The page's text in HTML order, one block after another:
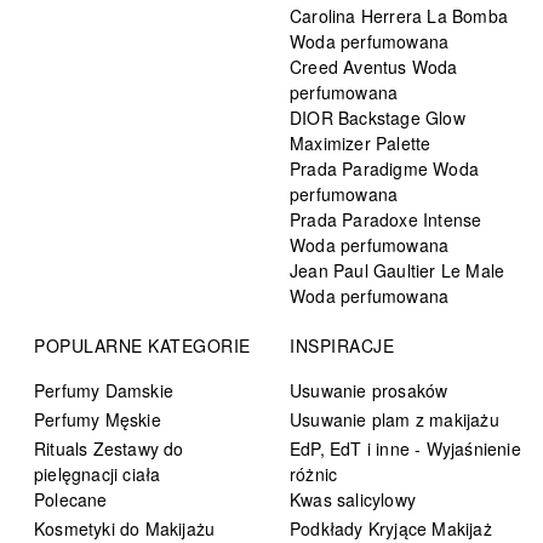
Carolina Herrera La Bomba
Woda perfumowana
Creed Aventus Woda
perfumowana
DIOR Backstage Glow
Maximizer Palette
Prada Paradigme Woda
perfumowana
Prada Paradoxe Intense
Woda perfumowana
Jean Paul Gaultier Le Male
Woda perfumowana
POPULARNE KATEGORIE
Perfumy Damskie
Perfumy Męskie
Rituals Zestawy do
pielęgnacji ciała
Polecane
Kosmetyki do Makijażu
INSPIRACJE
Usuwanie prosaków
Usuwanie plam z makijażu
EdP, EdT i inne - Wyjaśnienie
różnic
Kwas salicylowy
Podkłady Kryjące Makijaż